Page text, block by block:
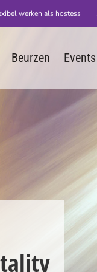
werken als hostess
Beurzen Events